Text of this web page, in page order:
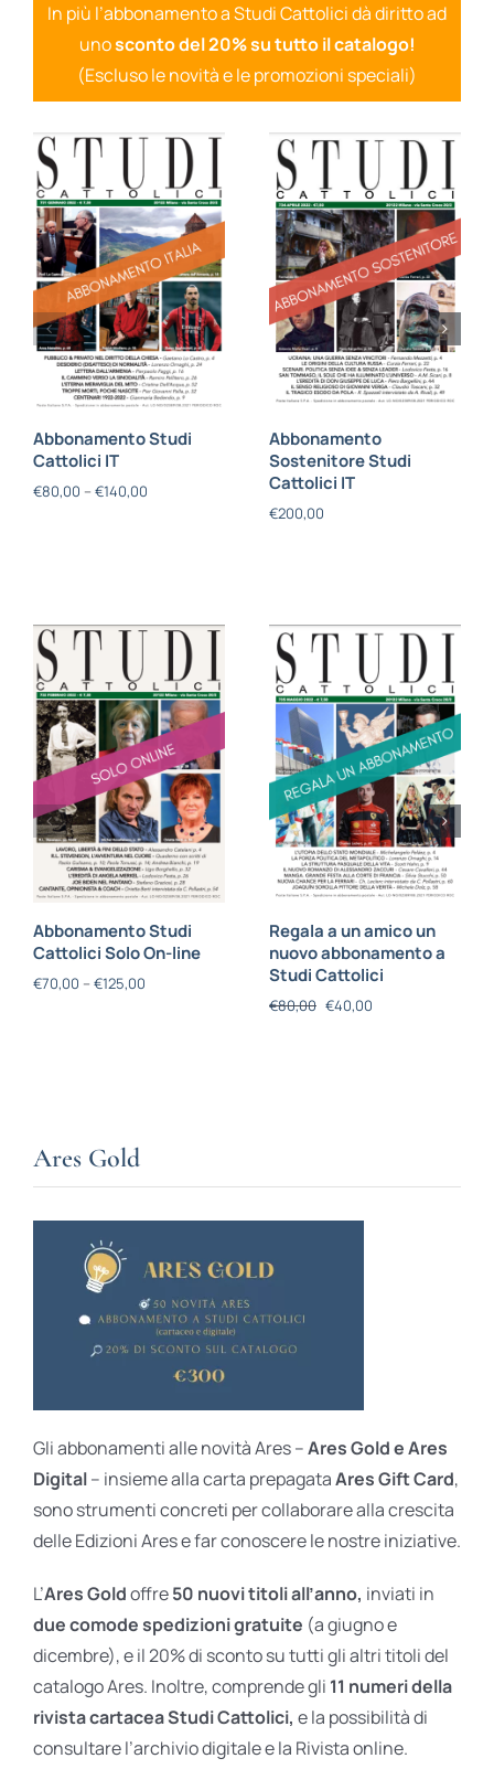
In più l’abbonamento a Studi Cattolici dà diritto ad
unosconto del 20% su tutto il catalogo!
(Escluso le novità e le promozioni speciali)
Abbonamento Studi
Cattolici IT
€80,00 – €140,00
Abbonamento
Sostenitore Studi
Cattolici IT
€200,00
Abbonamento Studi
Cattolici Solo On-line
€70,00 – €125,00
Regala a un amico un
nuovo abbonamento a
Studi Cattolici
€80,00 €40,00
Ares Gold
Gli abbonamenti alle novità Ares –Ares Gold e Ares
Digital– insieme alla carta prepagataAres Gift Card,
sono strumenti concreti per collaborare alla crescita
delle Edizioni Ares e far conoscere le nostre iniziative.
L’Ares Goldoffre50 nuovi titoli all’anno, inviati in
due comode spedizioni gratuite (a giugno e
dicembre), e il 20% di sconto su tutti gli altri titoli del
catalogo Ares. Inoltre, comprende gli 11 numeri della
rivista cartacea Studi Cattolici, e la possibilità di
consultare l’archivio digitale e la Rivista online.